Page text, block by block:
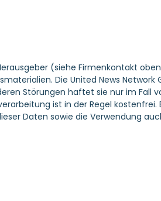
(siehe Firmenkontakt
Die United News
Störungen haftet sie nur im Fall
ist in der Regel
Daten sowie die Verwendung